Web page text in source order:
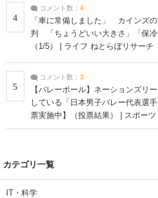
4
コメント数： 4
「車に常備しました」 カインズ
判 「ちょうどいい大きさ」「保冷
（1/5） | ライフ ねとらぼリサーチ
5
コメント数： 3
【バレーボール】ネーションズリ
している「日本男子バレー代表選
票実施中】（投票結果） | スポー
カテゴリ一覧
IT・科学